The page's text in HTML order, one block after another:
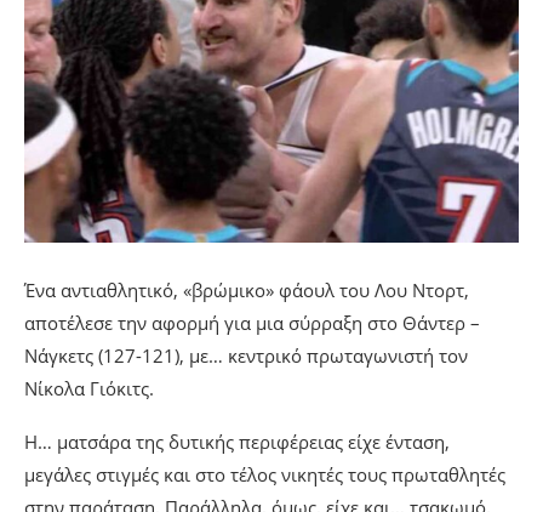
Ένα αντιαθλητικό, «βρώμικο» φάουλ του Λου Ντορτ,
αποτέλεσε την αφορμή για μια σύρραξη στο Θάντερ –
Νάγκετς (127-121), με… κεντρικό πρωταγωνιστή τον
Νίκολα Γιόκιτς.
Η… ματσάρα της δυτικής περιφέρειας είχε ένταση,
μεγάλες στιγμές και στο τέλος νικητές τους πρωταθλητές